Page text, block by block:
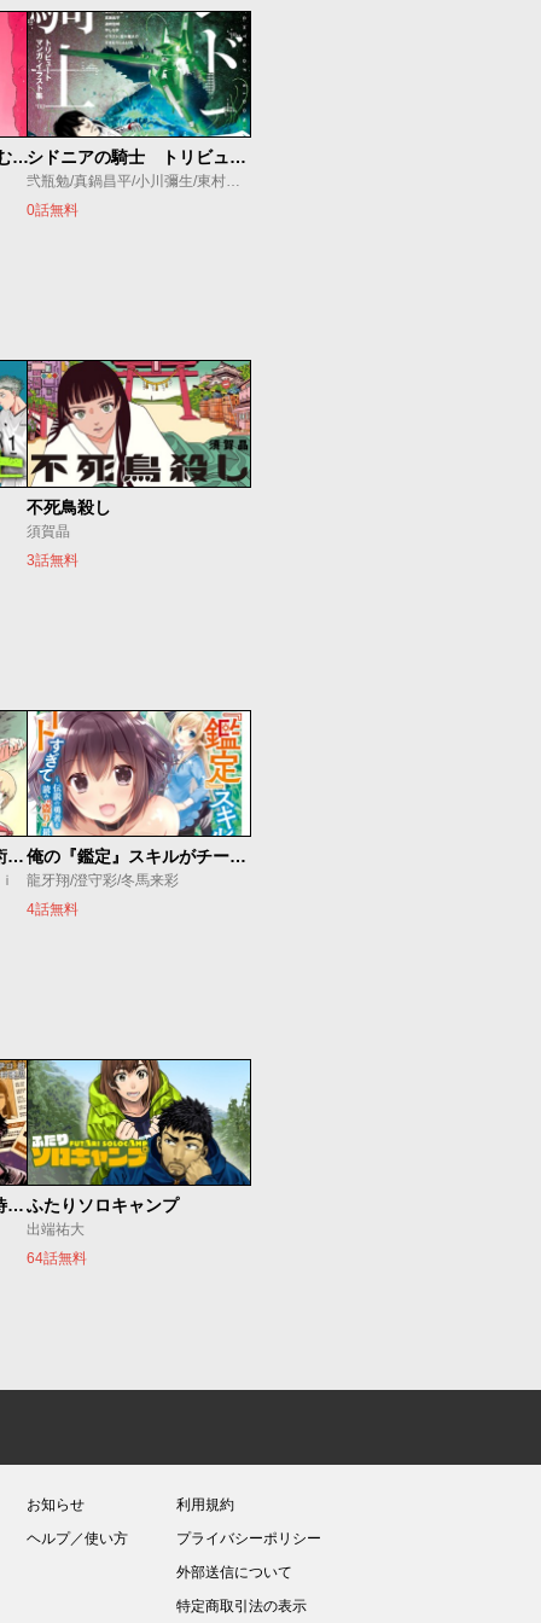
「シドニアの騎士 あいつむぐほし」 描きおろし設定資料集 シドニアの騎士 トリビュートマンガ・イラスト集
弐瓶勉/真鍋昌平/小川彌生/東村アキコ/五十嵐大介/すぎむらしんいち/タツヲ/石口十/蟹江鉄史/やしろ学
0話無料
不死鳥殺し
須賀晶
3話無料
追放されたチート付与魔術師は気ままなセカンドライフを謳歌する。 ～俺は武器だけじゃなく、あらゆるものに『強化ポイント』を付与できるし、俺の意思でいつでも効果を解除できるけど、残った人たち大丈夫？～ 俺の『鑑定』スキルがチートすぎて
龍牙翔/澄守彩/冬馬来彩
4話無料
今夜もシリアルキラーと待ち合わせふたりソロキャンプ
出端祐大
64話無料
お知らせ
ヘルプ／使い方
利用規約
プライバシーポリシー
外部送信について
特定商取引法の表示